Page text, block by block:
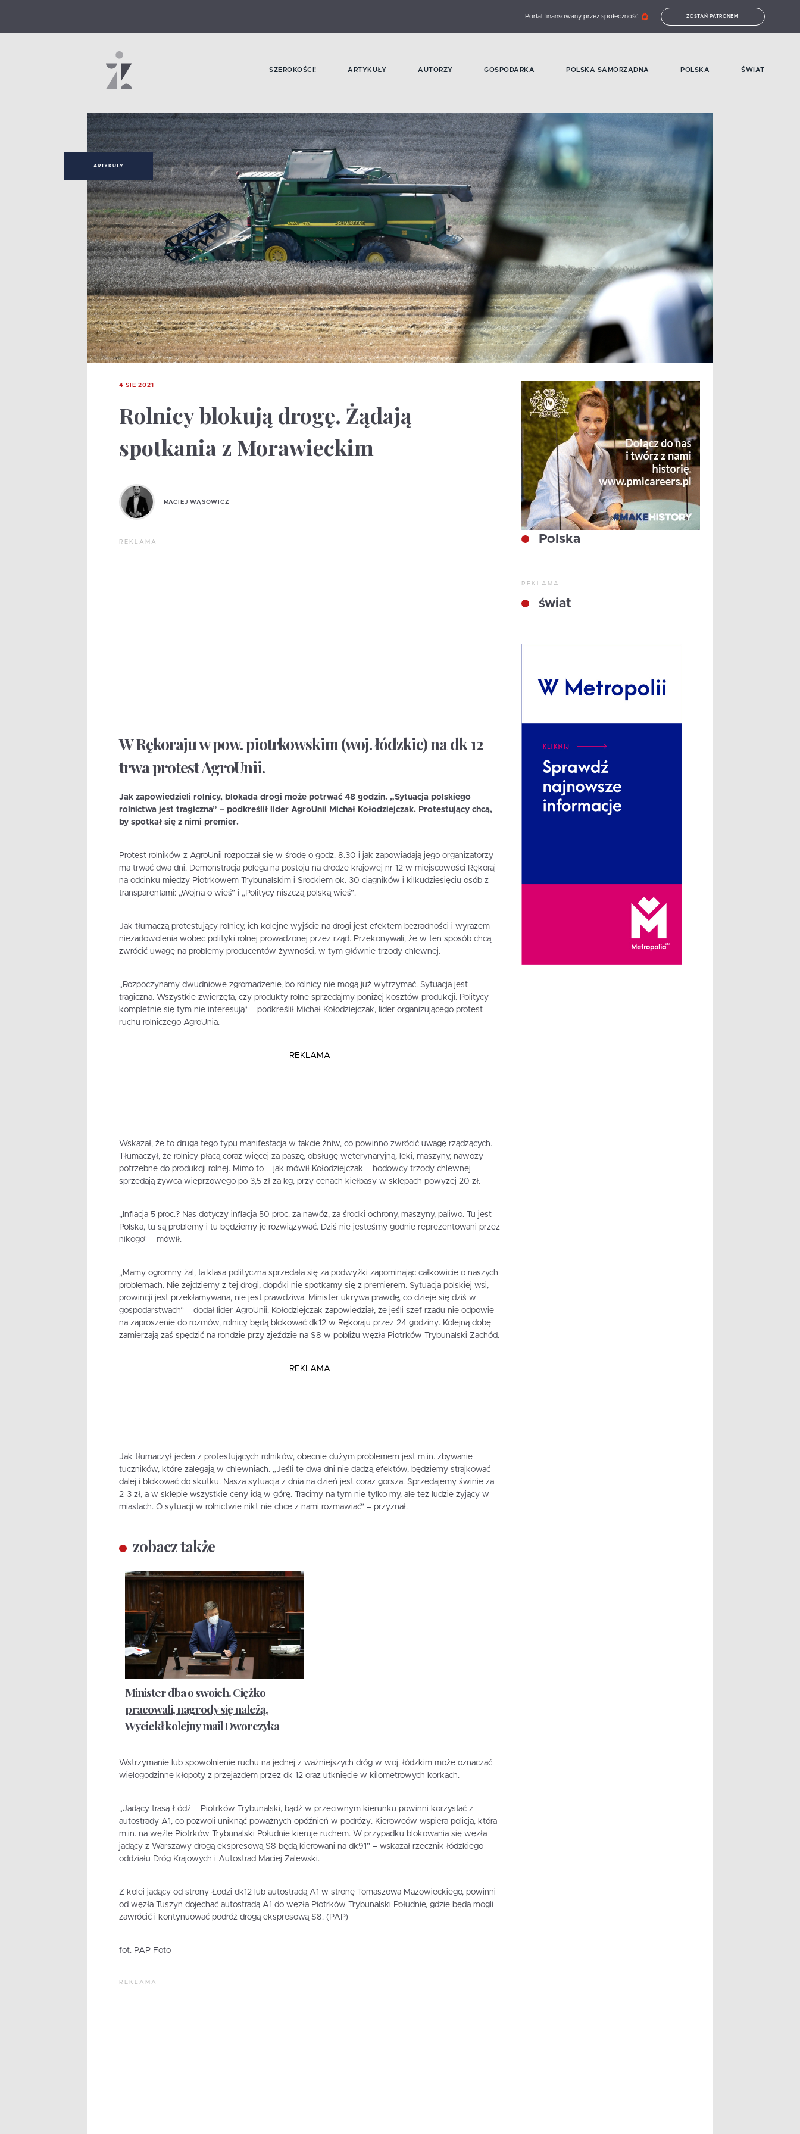
Portal finansowany przez społeczność ZOSTAŃ PATRONEM
SZEROKOŚCI! ARTYKUŁY AUTORZY GOSPODARKA POLSKA SAMORZĄDNA POLSKA ŚWIAT
ARTYKUŁY
4 SIE 2021
Rolnicy blokują drogę. Żądają
spotkania z Morawieckim
MACIEJ WĄSOWICZ
REKLAMA
W Rękoraju w pow. piotrkowskim (woj. łódzkie) na dk 12
trwa protest AgroUnii.
Jak zapowiedzieli rolnicy, blokada drogi może potrwać 48 godzin. „Sytuacja polskiego
rolnictwa jest tragiczna” – podkreślił lider AgroUnii Michał Kołodziejczak. Protestujący chcą,
by spotkał się z nimi premier.
Protest rolników z AgroUnii rozpoczął się w środę o godz. 8.30 i jak zapowiadają jego organizatorzy
ma trwać dwa dni. Demonstracja polega na postoju na drodze krajowej nr 12 w miejscowości Rękoraj
na odcinku między Piotrkowem Trybunalskim i Srockiem ok. 30 ciągników i kilkudziesięciu osób z
transparentami: „Wojna o wieś” i „Politycy niszczą polską wieś”.
Jak tłumaczą protestujący rolnicy, ich kolejne wyjście na drogi jest efektem bezradności i wyrazem
niezadowolenia wobec polityki rolnej prowadzonej przez rząd. Przekonywali, że w ten sposób chcą
zwrócić uwagę na problemy producentów żywności, w tym głównie trzody chlewnej.
„Rozpoczynamy dwudniowe zgromadzenie, bo rolnicy nie mogą już wytrzymać. Sytuacja jest
tragiczna. Wszystkie zwierzęta, czy produkty rolne sprzedajmy poniżej kosztów produkcji. Politycy
kompletnie się tym nie interesują” – podkreślił Michał Kołodziejczak, lider organizującego protest
ruchu rolniczego AgroUnia.
REKLAMA
Wskazał, że to druga tego typu manifestacja w takcie żniw, co powinno zwrócić uwagę rządzących.
Tłumaczył, że rolnicy płacą coraz więcej za paszę, obsługę weterynaryjną, leki, maszyny, nawozy
potrzebne do produkcji rolnej. Mimo to – jak mówił Kołodziejczak – hodowcy trzody chlewnej
sprzedają żywca wieprzowego po 3,5 zł za kg, przy cenach kiełbasy w sklepach powyżej 20 zł.
„Inflacja 5 proc.? Nas dotyczy inflacja 50 proc. za nawóz, za środki ochrony, maszyny, paliwo. Tu jest
Polska, tu są problemy i tu będziemy je rozwiązywać. Dziś nie jesteśmy godnie reprezentowani przez
nikogo” – mówił.
„Mamy ogromny żal, ta klasa polityczna sprzedała się za podwyżki zapominając całkowicie o naszych
problemach. Nie zejdziemy z tej drogi, dopóki nie spotkamy się z premierem. Sytuacja polskiej wsi,
prowincji jest przekłamywana, nie jest prawdziwa. Minister ukrywa prawdę, co dzieje się dziś w
gospodarstwach” – dodał lider AgroUnii. Kołodziejczak zapowiedział, że jeśli szef rządu nie odpowie
na zaproszenie do rozmów, rolnicy będą blokować dk12 w Rękoraju przez 24 godziny. Kolejną dobę
zamierzają zaś spędzić na rondzie przy zjeździe na S8 w pobliżu węzła Piotrków Trybunalski Zachód.
REKLAMA
Jak tłumaczył jeden z protestujących rolników, obecnie dużym problemem jest m.in. zbywanie
tuczników, które zalegają w chlewniach. „Jeśli te dwa dni nie dadzą efektów, będziemy strajkować
dalej i blokować do skutku. Nasza sytuacja z dnia na dzień jest coraz gorsza. Sprzedajemy świnie za
2-3 zł, a w sklepie wszystkie ceny idą w górę. Tracimy na tym nie tylko my, ale też ludzie żyjący w
miastach. O sytuacji w rolnictwie nikt nie chce z nami rozmawiać” – przyznał.
zobacz także
Minister dba o swoich. Ciężko
pracowali, nagrody się należą.
Wyciekł kolejny mail Dworczyka
Wstrzymanie lub spowolnienie ruchu na jednej z ważniejszych dróg w woj. łódzkim może oznaczać
wielogodzinne kłopoty z przejazdem przez dk 12 oraz utknięcie w kilometrowych korkach.
„Jadący trasą Łódź – Piotrków Trybunalski, bądź w przeciwnym kierunku powinni korzystać z
autostrady A1, co pozwoli uniknąć poważnych opóźnień w podróży. Kierowców wspiera policja, która
m.in. na węźle Piotrków Trybunalski Południe kieruje ruchem. W przypadku blokowania się węzła
jadący z Warszawy drogą ekspresową S8 będą kierowani na dk91” – wskazał rzecznik łódzkiego
oddziału Dróg Krajowych i Autostrad Maciej Zalewski.
Z kolei jadący od strony Łodzi dk12 lub autostradą A1 w stronę Tomaszowa Mazowieckiego, powinni
od węzła Tuszyn dojechać autostradą A1 do węzła Piotrków Trybunalski Południe, gdzie będą mogli
zawrócić i kontynuować podróż drogą ekspresową S8. (PAP)
fot. PAP Foto
REKLAMA
Polska
REKLAMA
świat